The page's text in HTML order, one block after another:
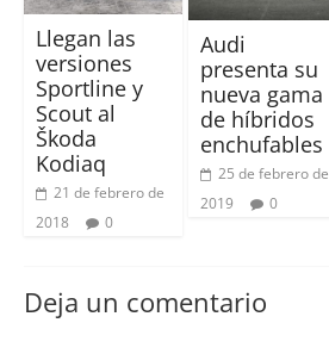
Llegan las
versiones
Sportline y
Scout al
Škoda
Kodiaq
21 de febrero de
2018
0
Audi
presenta su
nueva gama
de híbridos
enchufables
25 de febrero de
2019
0
Deja un comentario